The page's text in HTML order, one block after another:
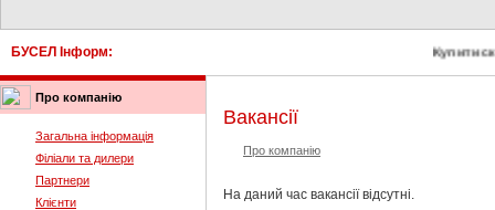
БУСЕЛ Інформ: Купити
Про компанію
Загальна інформація
Філіали та дилери
Партнери
Клієнти
Вакансії
Про компанію
На даний час вакансії відсутні.